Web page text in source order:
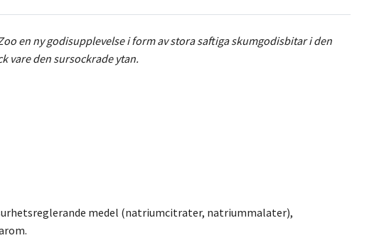
en ny godisupplevelse i form av stora saftiga skumgodisbitar i den
vare den sursockrade ytan.
medel (natriumcitrater, natriummalater),